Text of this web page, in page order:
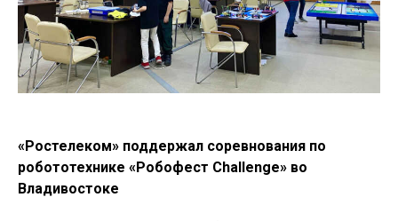
«Ростелеком» поддержал соревнования по
робототехнике «Робофест Challenge» во
Владивостоке